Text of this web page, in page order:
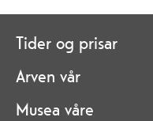
Tider og prisar
Arven vår
Musea våre